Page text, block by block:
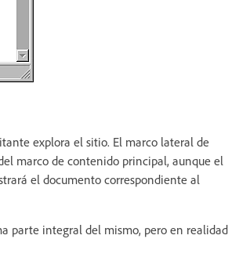
explora el sitio. El marco lateral de
marco de contenido principal, aunque el
el documento correspondiente al
parte integral del mismo, pero en realidad